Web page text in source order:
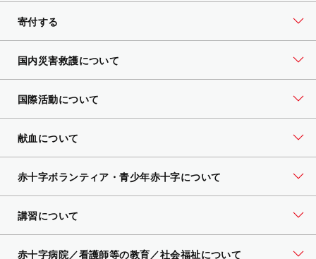
寄付する
国内災害救護について
国際活動について
献血について
赤十字ボランティア・青少年赤十字について
講習について
赤十字病院／看護師等の教育／社会福祉について